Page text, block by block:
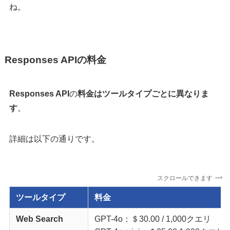
ね。
Responses APIの料金
Responses API の料金はツールタイプごとに異なりま
す。
詳細は以下の通りです。
スクロールできます
ツールタイプ 料金
Web Search
GPT-4o：＄30.00 / 1,000クエリ